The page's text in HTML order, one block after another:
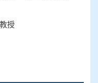
教授